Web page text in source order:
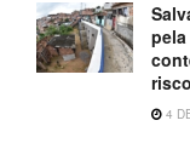
4